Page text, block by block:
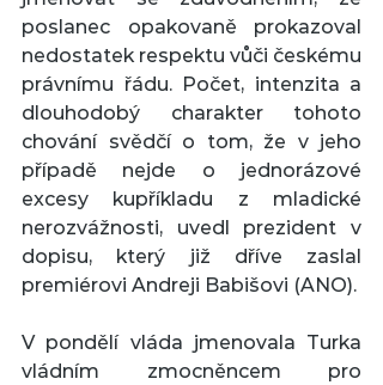
poslanec opakovaně prokazoval
nedostatek respektu vůči českému
právnímu řádu. Počet, intenzita a
dlouhodobý charakter tohoto
chování svědčí o tom, že v jeho
případě nejde o jednorázové
excesy kupříkladu z mladické
nerozvážnosti, uvedl prezident v
dopisu, který již dříve zaslal
premiérovi Andreji Babišovi (ANO).
V pondělí vláda jmenovala Turka
vládním zmocněncem pro